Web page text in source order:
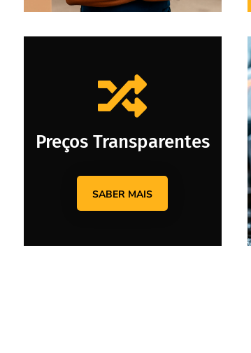

Preços Transparentes
SABER MAIS